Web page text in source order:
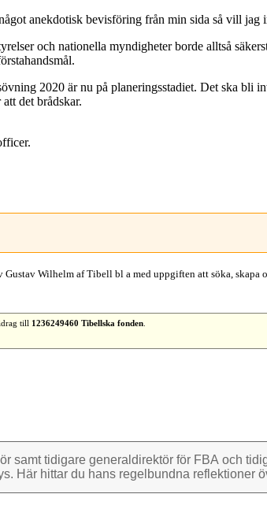
anekdotisk bevisföring från min sida så vill
och nationella myndigheter borde alltså
2020 är nu på planeringsstadiet. Det ska bli
det brådskar.
Gustav Wilhelm af Tibell bl a med uppgiften att söka, skapa
till 1236249460 Tibellska fonden.
samt tidigare general­direktör för FBA och
Här hittar du hans regel­bundna reflek­tioner